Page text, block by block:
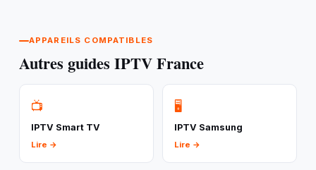
APPAREILS COMPATIBLES
Autres guides IPTV France
📺
IPTV Smart TV
Lire →
🖥️
IPTV Samsung
Lire →